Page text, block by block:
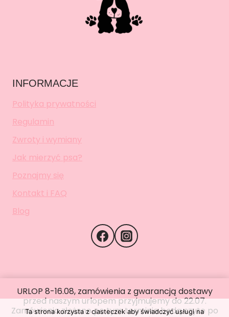
URLOP 8-16.08, zamówienia z gwarancją dostawy
przed naszym urlopem przyjmujemy do 22.07.
Zamówienia złożone po tym terminie będą szyte po
INFORMACJE
Polityka prywatności
Regulamin
Zwroty i wymiany
Jak mierzyć psa?
Poznajmy się
Kontakt i FAQ
Blog
© 2026 PSIEMANKO
Ta strona korzysta z ciasteczek aby świadczyć usługi na